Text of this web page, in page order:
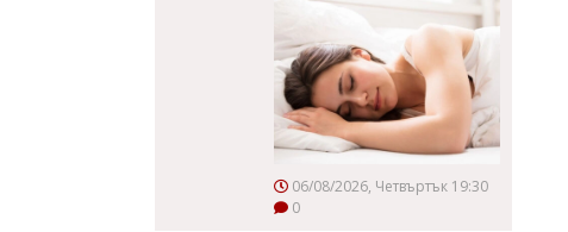
06/08/2026, Четвъртък 19:30
0